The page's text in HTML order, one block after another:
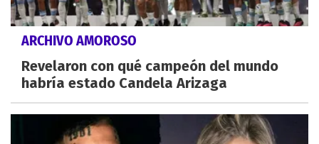
ARCHIVO AMOROSO
Revelaron con qué campeón del mundo
habría estado Candela Arizaga